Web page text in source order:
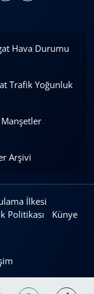
Hava Durumu
Trafik Yoğunluk
Arşivi
İlkesi
Politikası
Künye